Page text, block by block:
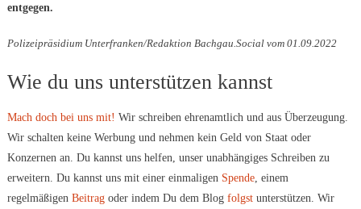
entgegen.
Polizeipräsidium Unterfranken/Redaktion Bachgau.Social vom 01.09.2022
Wie du uns unterstützen kannst
Mach doch bei uns mit! Wir schreiben ehrenamtlich und aus Überzeugung.
Wir schalten keine Werbung und nehmen kein Geld von Staat oder
Konzernen an. Du kannst uns helfen, unser unabhängiges Schreiben zu
erweitern. Du kannst uns mit einer einmaligen Spende, einem
regelmäßigen Beitragoder indem Du dem Blog folgstunterstützen. Wir